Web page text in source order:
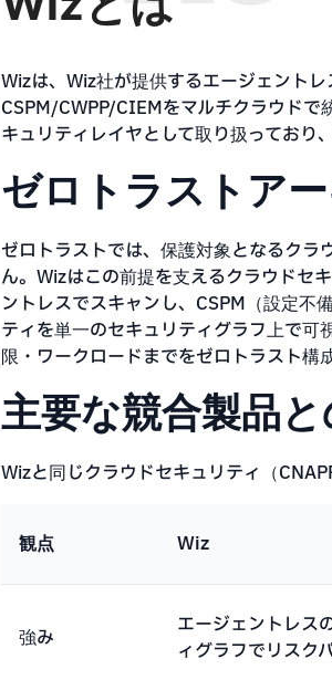
Wizは、Wiz社が提供するエージェント
CSPM/CWPP/CIEMをマルチクラウドで
キュリティレイヤとして取り扱っており
ゼロトラストア
ゼロトラストでは、保護対象となるクラ
ん。Wizはこの前提を支えるクラウドセ
ントレスでスキャンし、CSPM（設定不
ティを単一のセキュリティグラフ上で可
限・ワークロードまでをゼロトラスト構
主要な競合製品
Wizと同じクラウドセキュリティ（
観点 Wiz
強み
エージェントレス
ィグラフでリスク